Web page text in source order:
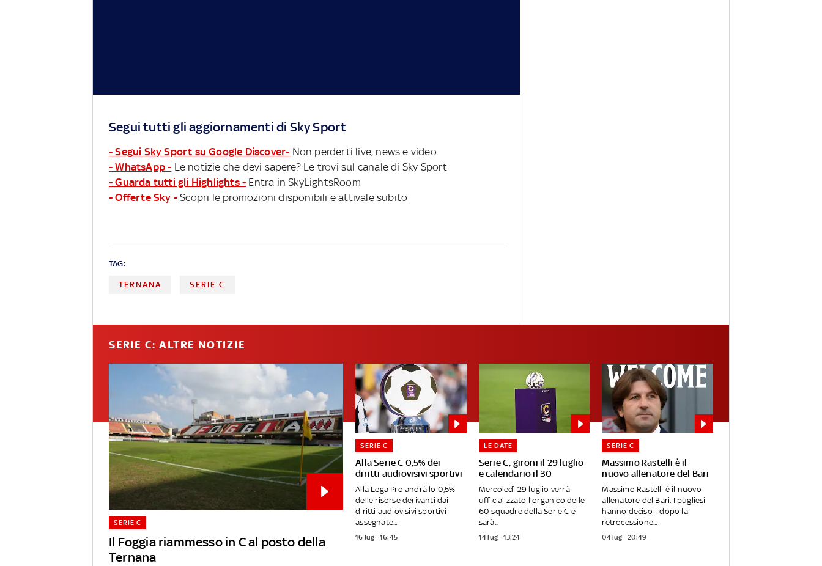
Segui tutti gli aggiornamenti di Sky Sport
- Segui Sky Sport su Google Discover- Non perderti live, news e video
- WhatsApp - Le notizie che devi sapere? Le trovi sul canale di Sky Sport
- Guarda tutti gli Highlights - Entra in SkyLightsRoom
- Offerte Sky - Scopri le promozioni disponibili e attivale subito
TAG:
TERNANA SERIE C
SERIE C: ALTRE NOTIZIE
Il Foggia riammesso in C al posto della
Ternana
SERIE C
Alla Serie C 0,5% dei
diritti audiovisivi sportivi
SERIE C
Alla Lega Pro andrà lo 0,5%
delle risorse derivanti dai
diritti audiovisivi sportivi
assegnate...
16 lug - 16:45
Serie C, gironi il 29 luglio
e calendario il 30
LE DATE
Mercoledì 29 luglio verrà
ufficializzato l'organico delle
60 squadre della Serie C e
sarà...
14 lug - 13:24
Massimo Rastelli è il
nuovo allenatore del Bari
SERIE C
Massimo Rastelli è il nuovo
allenatore del Bari. I pugliesi
hanno deciso - dopo la
retrocessione...
04 lug - 20:49